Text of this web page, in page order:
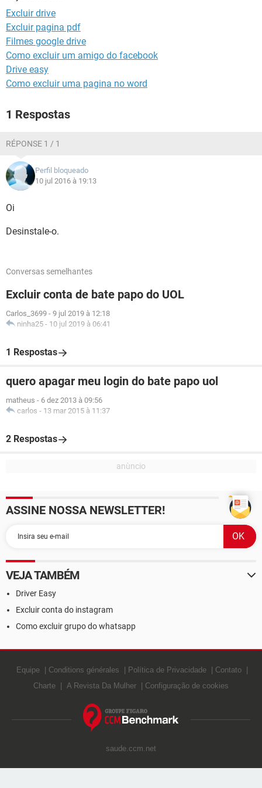
GUIA DE COMPRAS
Excluir drive
Excluir pagina pdf
Filmes google drive
Como excluir um amigo do facebook
Drive easy
Como excluir uma pagina no word
1 Respostas
RÉPONSE 1 / 1
Perfil bloqueado
10 jul 2016 à 19:13
Oi
Desinstale-o.
Conversas semelhantes
Excluir conta de bate papo do UOL
Carlos_3699 - 9 jul 2019 à 12:18
ninha25 - 10 jul 2019 à 06:41
1 Respostas
quero apagar meu login do bate papo uol
matheus - 6 dez 2013 à 09:56
carlos - 13 mar 2015 à 11:37
2 Respostas
ASSINE NOSSA NEWSLETTER!
VEJA TAMBÉM
Driver Easy
Excluir conta do instagram
Como excluir grupo do whatsapp
Equipe Conditions générales Política de Privacidade
Contato
Charte
A Revista Da Mulher Configuração de cookies
saude.ccm.net